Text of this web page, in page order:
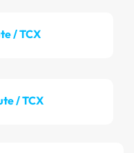
/ TCX
/ TCX